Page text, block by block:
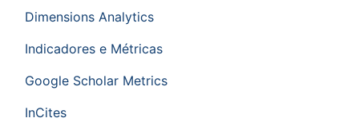
Ir para o menu de sub-páginas.
Menu de sub-páginas
Dimensions Analytics
Indicadores e Métricas
Google Scholar Metrics
InCites